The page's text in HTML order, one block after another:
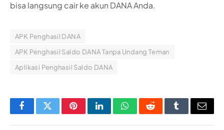
bisa langsung cair ke akun DANA Anda.
APK Penghasil DANA
APK Penghasil Saldo DANA Tanpa Undang Teman
Aplikasi Penghasil Saldo DANA
FacebookTwitterPinterestLinkedInWhatsAppRedditTumblrEmail